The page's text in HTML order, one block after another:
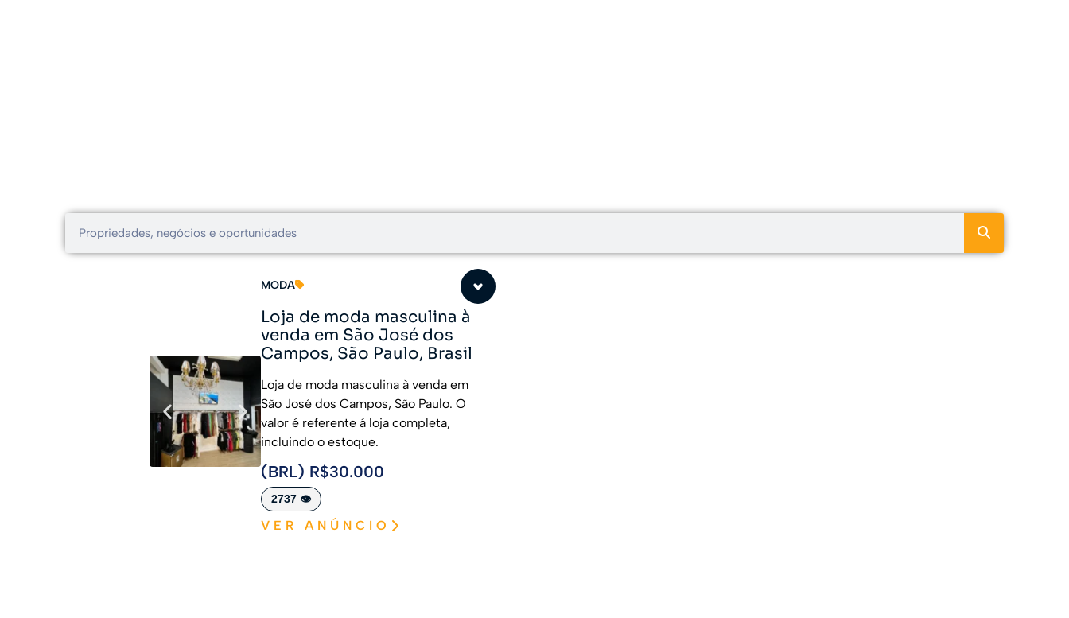
MODA
Loja de moda masculina à
venda em São José dos
Campos, São Paulo, Brasil
Loja de moda masculina à venda em
São José dos Campos, São Paulo. O
valor é referente á loja completa,
incluindo o estoque.
(BRL) R$30.000
2737 👁️
VER ANÚNCIO